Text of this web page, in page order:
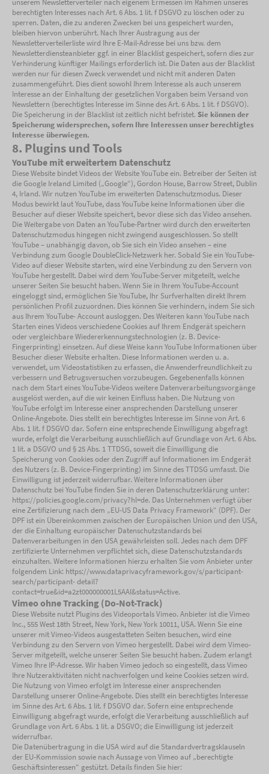
unserem Newsletterverteiler nach eigenem Ermessen im Rahmen unseres
berechtigten Interesses nach Art. 6 Abs. 1 lit. f DSGVO zu löschen oder zu
sperren. Daten, die zu anderen Zwecken bei uns gespeichert wurden,
bleiben hiervon unberührt. Nach Ihrer Austragung aus der
Newsletterverteilerliste wird Ihre E-Mail-Adresse bei uns bzw. dem
Newsletterdiensteanbieter ggf. in einer Blacklist gespeichert, sofern dies zur
Verhinderung künftiger Mailings erforderlich ist. Die Daten aus der Blacklist
werden nur für diesen Zweck verwendet und nicht mit anderen Daten
zusammengeführt. Dies dient sowohl Ihrem Interesse als auch unserem
Interesse an der Einhaltung der gesetzlichen Vorgaben beim Versand von
Newslettern (berechtigtes Interesse im Sinne des Art. 6 Abs. 1 lit. f DSGVO).
Die Speicherung in der Blacklist ist zeitlich nicht befristet. Sie können der
Speicherung widersprechen, sofern Ihre Interessen unser berechtigtes
Interesse überwiegen.
8. Plugins und Tools
YouTube mit erweitertem Datenschutz
Diese Website bindet Videos der Website YouTube ein. Betreiber der Seiten ist
die Google Ireland Limited („Google“), Gordon House, Barrow Street, Dublin
4, Irland. Wir nutzen YouTube im erweiterten Datenschutzmodus. Dieser
Modus bewirkt laut YouTube, dass YouTube keine Informationen über die
Besucher auf dieser Website speichert, bevor diese sich das Video ansehen.
Die Weitergabe von Daten an YouTube-Partner wird durch den erweiterten
Datenschutzmodus hingegen nicht zwingend ausgeschlossen. So stellt
YouTube – unabhängig davon, ob Sie sich ein Video ansehen – eine
Verbindung zum Google DoubleClick-Netzwerk her. Sobald Sie ein YouTube-
Video auf dieser Website starten, wird eine Verbindung zu den Servern von
YouTube hergestellt. Dabei wird dem YouTube-Server mitgeteilt, welche
unserer Seiten Sie besucht haben. Wenn Sie in Ihrem YouTube-Account
eingeloggt sind, ermöglichen Sie YouTube, Ihr Surfverhalten direkt Ihrem
persönlichen Profil zuzuordnen. Dies können Sie verhindern, indem Sie sich
aus Ihrem YouTube- Account ausloggen. Des Weiteren kann YouTube nach
Starten eines Videos verschiedene Cookies auf Ihrem Endgerät speichern
oder vergleichbare Wiedererkennungstechnologien (z. B. Device-
Fingerprinting) einsetzen. Auf diese Weise kann YouTube Informationen über
Besucher dieser Website erhalten. Diese Informationen werden u. a.
verwendet, um Videostatistiken zu erfassen, die Anwenderfreundlichkeit zu
verbessern und Betrugsversuchen vorzubeugen. Gegebenenfalls können
nach dem Start eines YouTube-Videos weitere Datenverarbeitungsvorgänge
ausgelöst werden, auf die wir keinen Einfluss haben. Die Nutzung von
YouTube erfolgt im Interesse einer ansprechenden Darstellung unserer
Online-Angebote. Dies stellt ein berechtigtes Interesse im Sinne von Art. 6
Abs. 1 lit. f DSGVO dar. Sofern eine entsprechende Einwilligung abgefragt
wurde, erfolgt die Verarbeitung ausschließlich auf Grundlage von Art. 6 Abs.
1 lit. a DSGVO und § 25 Abs. 1 TTDSG, soweit die Einwilligung die
Speicherung von Cookies oder den Zugriff auf Informationen im Endgerät
des Nutzers (z. B. Device-Fingerprinting) im Sinne des TTDSG umfasst. Die
Einwilligung ist jederzeit widerrufbar. Weitere Informationen über
Datenschutz bei YouTube finden Sie in deren Datenschutzerklärung unter:
https://policies.google.com/privacy?hl=de. Das Unternehmen verfügt über
eine Zertifizierung nach dem „EU-US Data Privacy Framework“ (DPF). Der
DPF ist ein Übereinkommen zwischen der Europäischen Union und den USA,
der die Einhaltung europäischer Datenschutzstandards bei
Datenverarbeitungen in den USA gewährleisten soll. Jedes nach dem DPF
zertifizierte Unternehmen verpflichtet sich, diese Datenschutzstandards
einzuhalten. Weitere Informationen hierzu erhalten Sie vom Anbieter unter
folgendem Link: https://www.dataprivacyframework.gov/s/participant-
search/participant- detail?
contact=true&id=a2zt000000001L5AAI&status=Active.
Vimeo ohne Tracking (Do-Not-Track)
Diese Website nutzt Plugins des Videoportals Vimeo. Anbieter ist die Vimeo
Inc., 555 West 18th Street, New York, New York 10011, USA. Wenn Sie eine
unserer mit Vimeo-Videos ausgestatteten Seiten besuchen, wird eine
Verbindung zu den Servern von Vimeo hergestellt. Dabei wird dem Vimeo-
Server mitgeteilt, welche unserer Seiten Sie besucht haben. Zudem erlangt
Vimeo Ihre IP-Adresse. Wir haben Vimeo jedoch so eingestellt, dass Vimeo
Ihre Nutzeraktivitäten nicht nachverfolgen und keine Cookies setzen wird.
Die Nutzung von Vimeo erfolgt im Interesse einer ansprechenden
Darstellung unserer Online-Angebote. Dies stellt ein berechtigtes Interesse
im Sinne des Art. 6 Abs. 1 lit. f DSGVO dar. Sofern eine entsprechende
Einwilligung abgefragt wurde, erfolgt die Verarbeitung ausschließlich auf
Grundlage von Art. 6 Abs. 1 lit. a DSGVO; die Einwilligung ist jederzeit
widerrufbar.
Die Datenübertragung in die USA wird auf die Standardvertragsklauseln
der EU-Kommission sowie nach Aussage von Vimeo auf „berechtigte
Geschäftsinteressen“ gestützt. Details finden Sie hier: